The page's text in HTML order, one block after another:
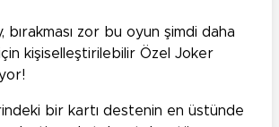
bırakması zor bu oyun şimdi daha
kişiselleştirilebilir Özel Joker
bir kartı destenin en üstünde